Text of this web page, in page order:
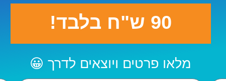
90 ש"ח בלבד!
מלאו פרטים ויוצאים לדרך 😀